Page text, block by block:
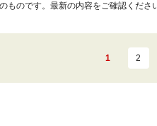
ものです。最新の内容をご確認くださ
1 2